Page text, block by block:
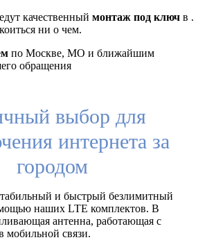
качественный монтаж под ключ в .
ни о чем.
по Москве, МО и ближайшим
обращения
выбор для
интернета за
городом
и быстрый безлимитный
наших LTE комплектов. В
антенна, работающая с
мобильной связи.